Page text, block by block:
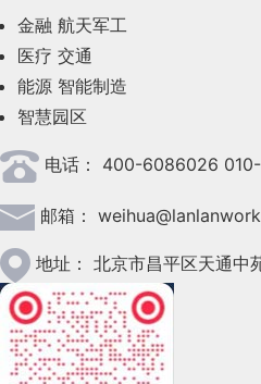
2023年6月(58)
2023年5月(28)
2023年4月(47)
2023年3月(37)
2023年2月(90)
2023年1月(78)
2022年12月(45)
2022年11月(69)
金融 航天军工
医疗 交通
能源 智能制造
智慧园区
电话： 400-6086026
邮箱：
地址： 北京市昌平区天通中